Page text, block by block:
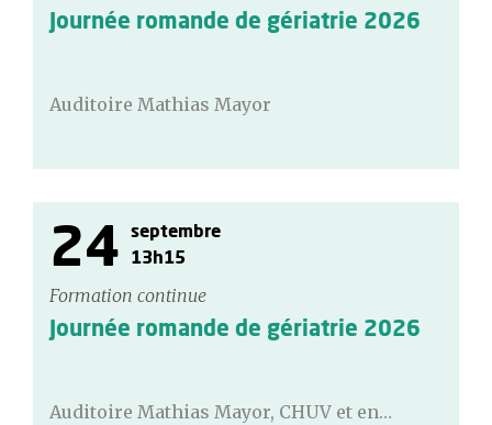
Journée romande de gériatrie 2026
Auditoire Mathias Mayor
24
septembre
13h15
Formation continue
Journée romande de gériatrie 2026
Auditoire Mathias Mayor, CHUV et en…